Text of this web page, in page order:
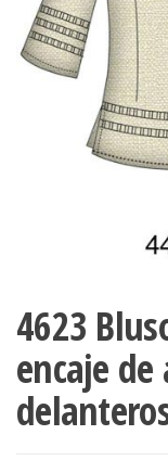
4623
encaje